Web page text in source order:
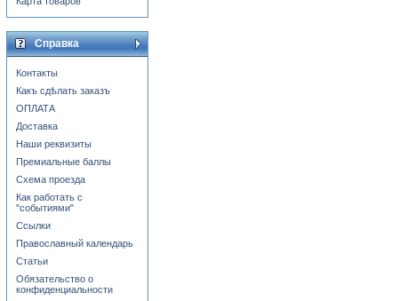
Справка
Контакты
Какъ сдѣлать заказъ
ОПЛАТА
Доставка
Наши реквизиты
Премиальные баллы
Схема проезда
Как работать с
"событиями"
Ссылки
Православный календарь
Статьи
Обязательство о
конфиденциальности